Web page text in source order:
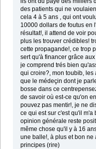
des patients qui ne
cela 4 à 5 ans , qui ont
10000 dollars de foutus en
résultat!, il attend de voir
plus les trouver crédibles!
cette propagande!, ce trop
sert qu'à financer grâce
je comprend trés bien
qui croire?, mon toubib,
que le médeçin dont je
bosse dans ce
de savoir où est-ce qu'on
pouvez pas mentir!, je ne
ce qui est sur c'est qu'il
opinion générale reste
même chose qu'il y à 16
une balle!, à plus et bon
principes (rire)